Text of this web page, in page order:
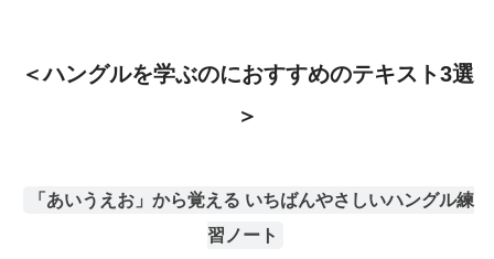
＜ハングルを学ぶのにおすすめのテキスト3選
＞
「あいうえお」から覚える いちばんやさしいハングル練
習ノート